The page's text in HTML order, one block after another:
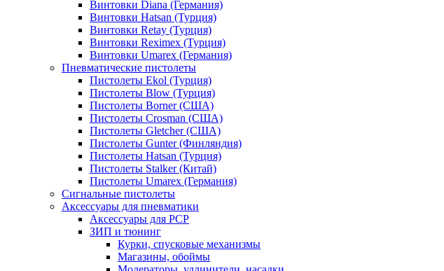
Винтовки Diana (Германия)
Винтовки Hatsan (Турция)
Винтовки Retay (Турция)
Винтовки Reximex (Турция)
Винтовки Umarex (Германия)
Пневматические пистолеты
Пистолеты Ekol (Турция)
Пистолеты Blow (Турция)
Пистолеты Borner (США)
Пистолеты Crosman (США)
Пистолеты Gletcher (США)
Пистолеты Gunter (Финляндия)
Пистолеты Hatsan (Турция)
Пистолеты Stalker (Китай)
Пистолеты Umarex (Германия)
Сигнальные пистолеты
Аксессуары для пневматики
Аксессуары для PCP
ЗИП и тюнинг
Курки, спусковые механизмы
Магазины, обоймы